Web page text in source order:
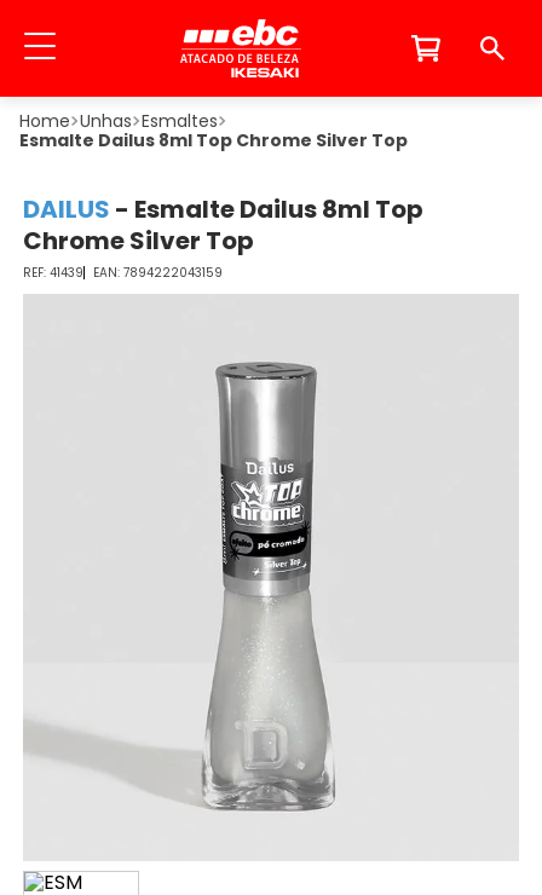
Unhas Esmaltes
Esmalte Dailus 8ml Top Chrome Silver Top
DAILUS - Esmalte Dailus 8ml Top
Chrome Silver Top
41439 7894222043159